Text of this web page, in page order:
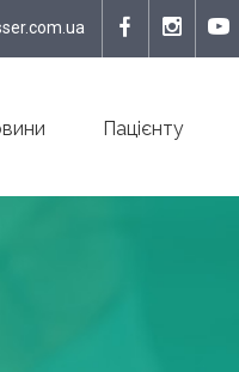
Пацієнту